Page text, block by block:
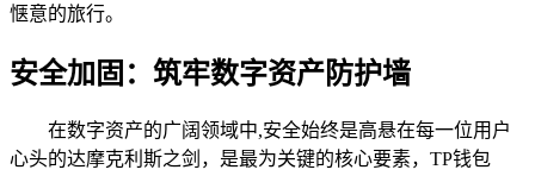
惬意的旅行。
安全加固：筑牢数字资产防护墙
在数字资产的广阔领域中,安全始终是高悬在每一位用户
心头的达摩克利斯之剑，是最为关键的核心要素，TP钱包